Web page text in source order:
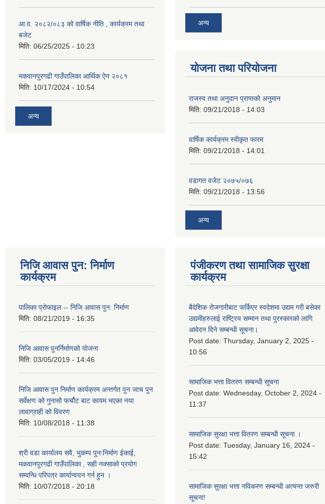
आ.व. २०८२/०८३ को वार्षिक नीति , कार्यक्रम तथा
बजेट
मिति: 06/25/2025 - 10:23
मकवानपुरगढी गाउँपालिका आर्थिक ‌‌‌ऐन २०८१
मिति: 10/17/2024 - 10:54
अन्य
अन्य
योजना तथा परियोजना
राजस्व तथा अनुदान प्राप्तको अनुमान
मिति: 09/21/2018 - 14:03
वार्षिक कार्यक्रम स्वीकृत फारम
मिति: 09/21/2018 - 14:01
वडागत वजेट २०७५/०७६
मिति: 09/21/2018 - 13:56
अन्य
निजि आवास पुन: निर्माण
कार्यक्रम
पालिका प्राेफाइल -- निजि आवास पुन: निर्माण
मिति: 08/21/2019 - 16:35
निजि आवास पुनर्निर्माणको योजना
मिति: 03/05/2019 - 14:46
निजि आवास पुन निर्माण कार्यक्रम अन्तर्गत पुन जाच पुन
सर्वेक्षण को गुनासो फर्चौट बाट कायम भएका नया
लावाग्राही को विवरण
मिति: 10/08/2018 - 11:38
श्री वडा कार्यालय सवै, भुकम्प पुनःनिर्माण ईकाई,
मकवानपुरगढी गाउँपालिका , सही नक्साको प्रयोग
सम्वन्धि परिपत्र कार्यान्वयन गर्न हुन ।
मिति: 10/07/2018 - 20:18
पंजीकरण तथा सामाजिक सुरक्षा
कार्यक्रम
बैदेशिक रोजगारीबाट फर्किएर स्वदेशमा उद्यम गरी बसेका
उद्यमीहरुलाई राष्‍ट्रिय सम्मान तथा पुरस्कारको लागि
आवेदन दिने सम्बन्धी सूचना।
Post date: Thursday, January 2, 2025 -
10:56
सामाजिक भत्ता वितरण सम्बन्धी सूचना
Post date: Wednesday, October 2, 2024 -
11:37
सामाजिक सुरक्षा भत्ता वितरण सम्बन्धी सूचना ।
Post date: Tuesday, January 16, 2024 -
15:42
सामाजिक सुरक्षा भत्ता नविकरण सम्बन्धी अत्यन्त जरुरी
सूचना!